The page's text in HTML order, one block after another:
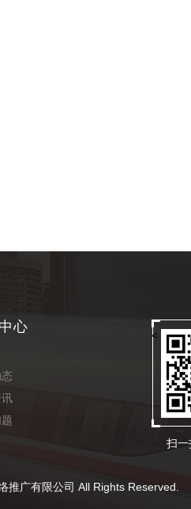
心
扫一
<
有限公司 All Rights Reserved.